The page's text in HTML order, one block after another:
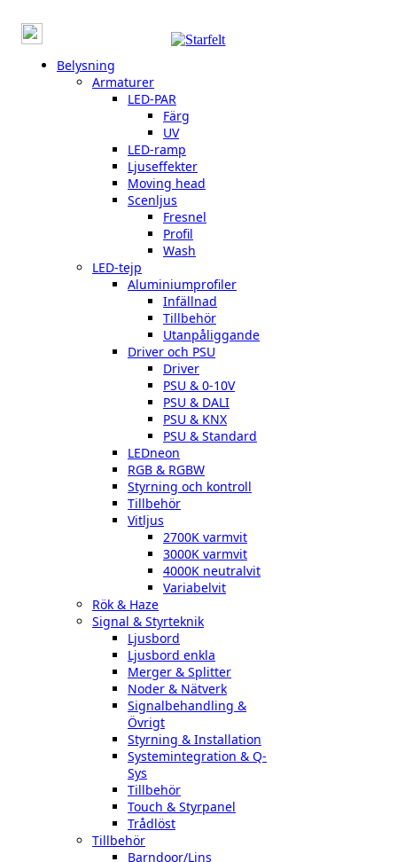
Belysning
Armaturer
LED-PAR
Färg
UV
LED-ramp
Ljuseffekter
Moving head
Scenljus
Fresnel
Profil
Wash
LED-tejp
Aluminiumprofiler
Infällnad
Tillbehör
Utanpåliggande
Driver och PSU
Driver
PSU & 0-10V
PSU & DALI
PSU & KNX
PSU & Standard
LEDneon
RGB & RGBW
Styrning och kontroll
Tillbehör
Vitljus
2700K varmvit
3000K varmvit
4000K neutralvit
Variabelvit
Rök & Haze
Signal & Styrteknik
Ljusbord
Ljusbord enkla
Merger & Splitter
Noder & Nätverk
Signalbehandling &
Övrigt
Styrning & Installation
Systemintegration & Q-
Sys
Tillbehör
Touch & Styrpanel
Trådlöst
Tillbehör
Barndoor/Lins